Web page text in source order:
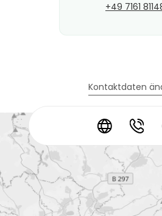
* *
+49 7161
Kontaktdaten